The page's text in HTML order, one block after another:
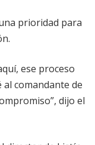
prioridad para
ese proceso
comandante de
dijo el